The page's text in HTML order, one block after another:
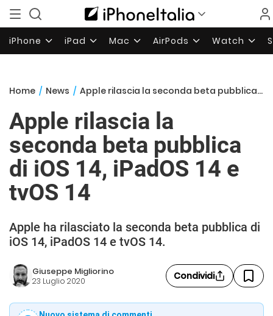
iPhone iPad Mac AirPods Watch
Home / News / Apple rilascia la seconda beta pubblica di iOS 14, iPadOS 14 e tvOS 14
Apple rilascia la
seconda beta pubblica
di iOS 14, iPadOS 14 e
tvOS 14
Apple ha rilasciato la seconda beta pubblica di
iOS 14, iPadOS 14 e tvOS 14.
Giuseppe Migliorino
23 Luglio 2020 Condividi